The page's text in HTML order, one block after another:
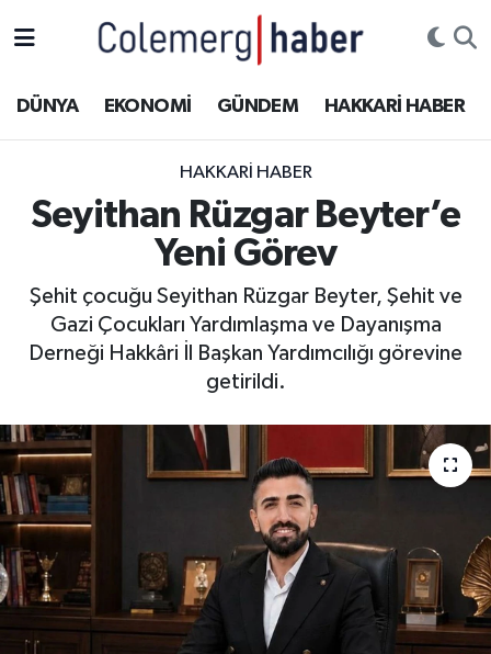
DÜNYA EKONOMİ GÜNDEM HAKKARİ HABER
HAKKARI HABER
Seyithan Rüzgar Beyter’e
Yeni Görev
Şehit çocuğu Seyithan Rüzgar Beyter, Şehit ve
Gazi Çocukları Yardımlaşma ve Dayanışma
Derneği Hakkâri İl Başkan Yardımcılığı görevine
getirildi.
ASAYİŞ
ÇOCUK
DÜNYA
EĞİTİM
GÜNDEM
Hakkari Haber
İLGİNÇ HABERLER
KADIN
Hakkâri Hava Durumu
Hakkari Namaz Vakitleri
Hakkâri Trafik Yoğunluk Haritası
Süper Lig Puan Durumu ve Fikstür
Tüm Manşetler
Haber Arşivi